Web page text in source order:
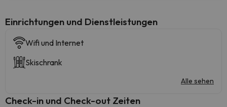
​Einrichtungen und Dienstleistungen
Wifi und Internet
Skischrank
Alle sehen
Check-in und Check-out Zeiten